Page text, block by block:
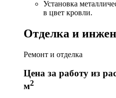
Установка
в цвет кровли.
Отделка и
Ремонт и отделка
Цена за работу из
м2